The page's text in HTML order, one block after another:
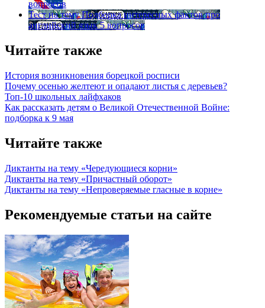
вопросов
Тест на тему Подборка интересных фактов про
английский язык 5 вопросов
Читайте также
История возникновения борецкой росписи
Почему осенью желтеют и опадают листья с деревьев?
Топ-10 школьных лайфхаков
Как рассказать детям о Великой Отечественной Войне:
подборка к 9 мая
Читайте также
Диктанты на тему «Чередующиеся корни»
Диктанты на тему «Причастный оборот»
Диктанты на тему «Непроверяемые гласные в корне»
Рекомендуемые статьи на сайте